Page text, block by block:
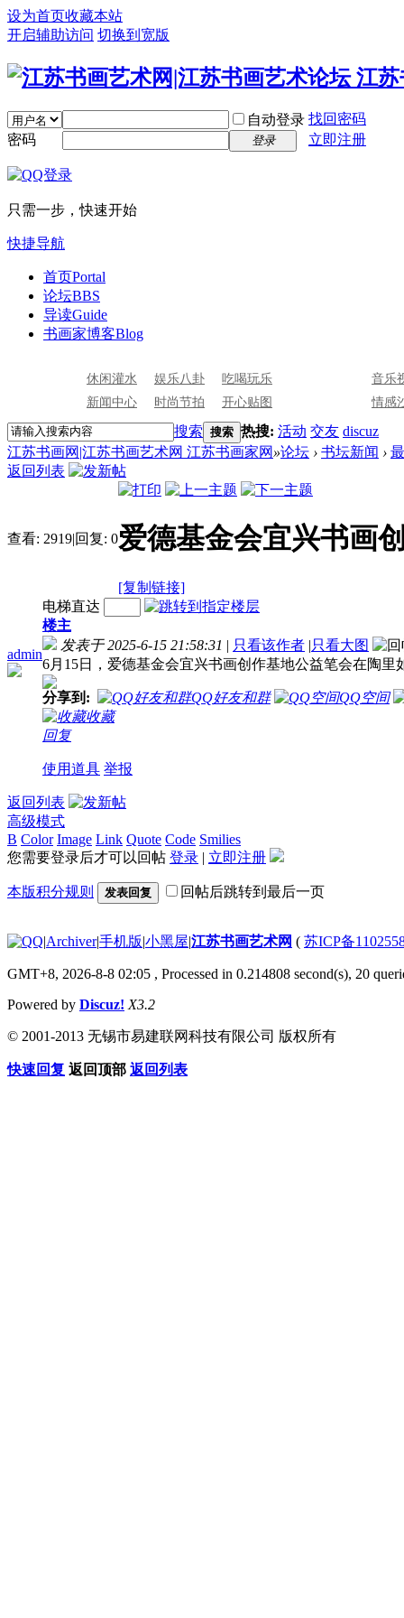
设为首页收藏本站
开启辅助访问 切换到宽版
自动登录 找回密码
密码
登录 立即注册
只需一步，快速开始
快捷导航
首页Portal
论坛BBS
导读Guide
书画家博客Blog
休闲灌水 娱乐八卦
吃喝玩乐
新闻中心
时尚节拍 开心贴图
音乐
情感
搜索 搜索 热搜: 活动 交友 discuz
江苏书画网|江苏书画艺术网 江苏书画家网 »论坛 › 书坛新闻 ›
返回列表
查看: 2919|回复: 0爱德基金会宜兴书画
[复制链接]
admin
电梯直达
楼主
发表于 2025-6-15 21:58:31 | 只看该作者 |只看大图
6月15日，爱德基金会宜兴书画创作基地公益笔会在陶里
分享到: QQ好友和群
QQ空间
收藏
回复
使用道具 举报
返回列表
高级模式
B Color Image Link Quote Code Smilies
您需要登录后才可以回帖 登录 | 立即注册
本版积分规则 发表回复 回帖后跳转到最后一页
|Archiver|手机版|小黑屋|江苏书画艺术网 ( 苏ICP备
GMT+8, 2026-8-8 02:05 , Processed in 0.214808 second(s), 20
Powered by Discuz! X3.2
© 2001-2013 无锡市易建联网科技有限公司 版权所有
快速回复 返回顶部 返回列表